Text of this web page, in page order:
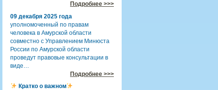
Подробнее >>>
09 декабря 2025 года
уполномоченный по правам
человека в Амурской области
совместно с Управлением Минюста
России по Амурской области
проведут правовые консультации в
виде…
Подробнее >>>
Кратко о важном